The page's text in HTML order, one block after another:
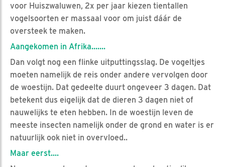
voor Huiszwaluwen, 2x per jaar kiezen tientallen
vogelsoorten er massaal voor om juist dáár de
oversteek te maken.
Aangekomen in Afrika.......
Dan volgt nog een flinke uitputtingsslag. De vogeltjes
moeten namelijk de reis onder andere vervolgen door
de woestijn. Dat gedeelte duurt ongeveer 3 dagen. Dat
betekent dus eigelijk dat de dieren 3 dagen niet of
nauwelijks te eten hebben. In de woestijn leven de
meeste insecten namelijk onder de grond en water is er
natuurlijk ook niet in overvloed..
Maar eerst....